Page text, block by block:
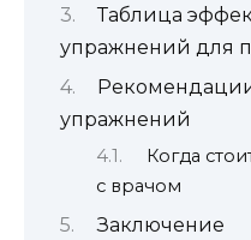
Таблица
упражнений для
упражнений
Когда
с врачом
Заключение